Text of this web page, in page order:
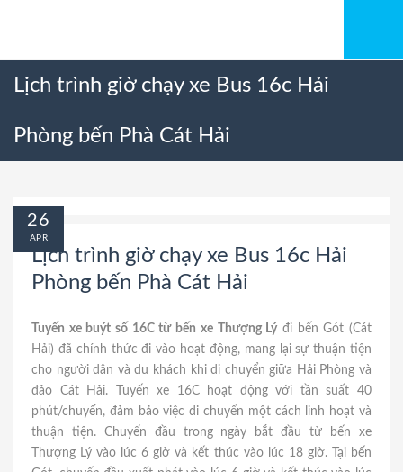
Lịch trình giờ chạy xe Bus 16c Hải
Phòng bến Phà Cát Hải
Lịch trình giờ chạy xe Bus 16c Hải
Phòng bến Phà Cát Hải
Tuyến xe buýt số 16C từ bến xe Thượng Lý đi bến Gót (Cát
Hải) đã chính thức đi vào hoạt động, mang lại sự thuận tiện
cho người dân và du khách khi di chuyển giữa Hải Phòng và
đảo Cát Hải. Tuyến xe 16C hoạt động với tần suất 40
phút/chuyến, đảm bảo việc di chuyển một cách linh hoạt và
thuận tiện. Chuyến đầu trong ngày bắt đầu từ bến xe
Thượng Lý vào lúc 6 giờ và kết thúc vào lúc 18 giờ. Tại bến
26
APR